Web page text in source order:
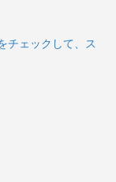
動きが判ったら
行って来た